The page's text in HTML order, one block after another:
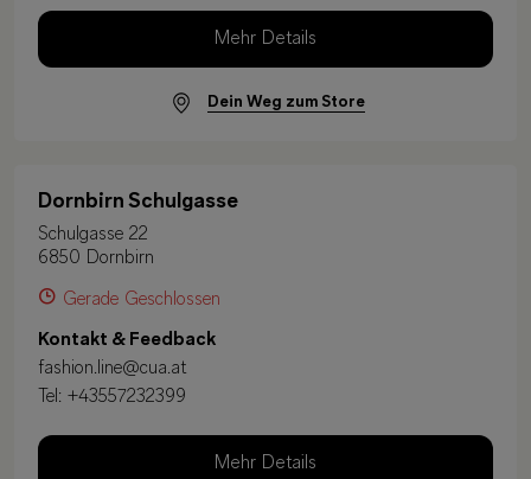
Mehr Details
Dein Weg zum Store
Dornbirn Schulgasse
Schulgasse 22
6850 Dornbirn
Gerade Geschlossen
Kontakt & Feedback
fashion.line@cua.at
Tel: +43557232399
Mehr Details